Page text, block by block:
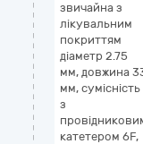
звичайна з
лікувальним
покриттям
діаметр 2.75
мм, довжина
мм, сумісність
з
катетером 6F,